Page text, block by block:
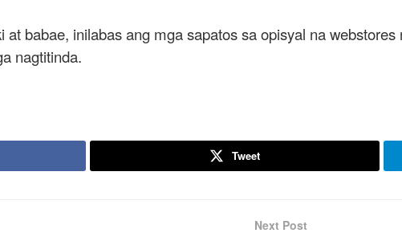
babae, inilabas ang mga sapatos sa opisyal na
nagtitinda.
Tweet
Next Post